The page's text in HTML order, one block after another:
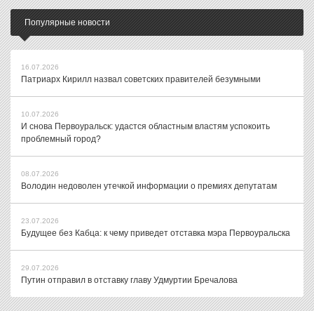
Популярные новости
16.07.2026
Патриарх Кирилл назвал советских правителей безумными
10.07.2026
И снова Первоуральск: удастся областным властям успокоить
проблемный город?
08.07.2026
Володин недоволен утечкой информации о премиях депутатам
23.07.2026
Будущее без Кабца: к чему приведет отставка мэра Первоуральска
29.07.2026
Путин отправил в отставку главу Удмуртии Бречалова